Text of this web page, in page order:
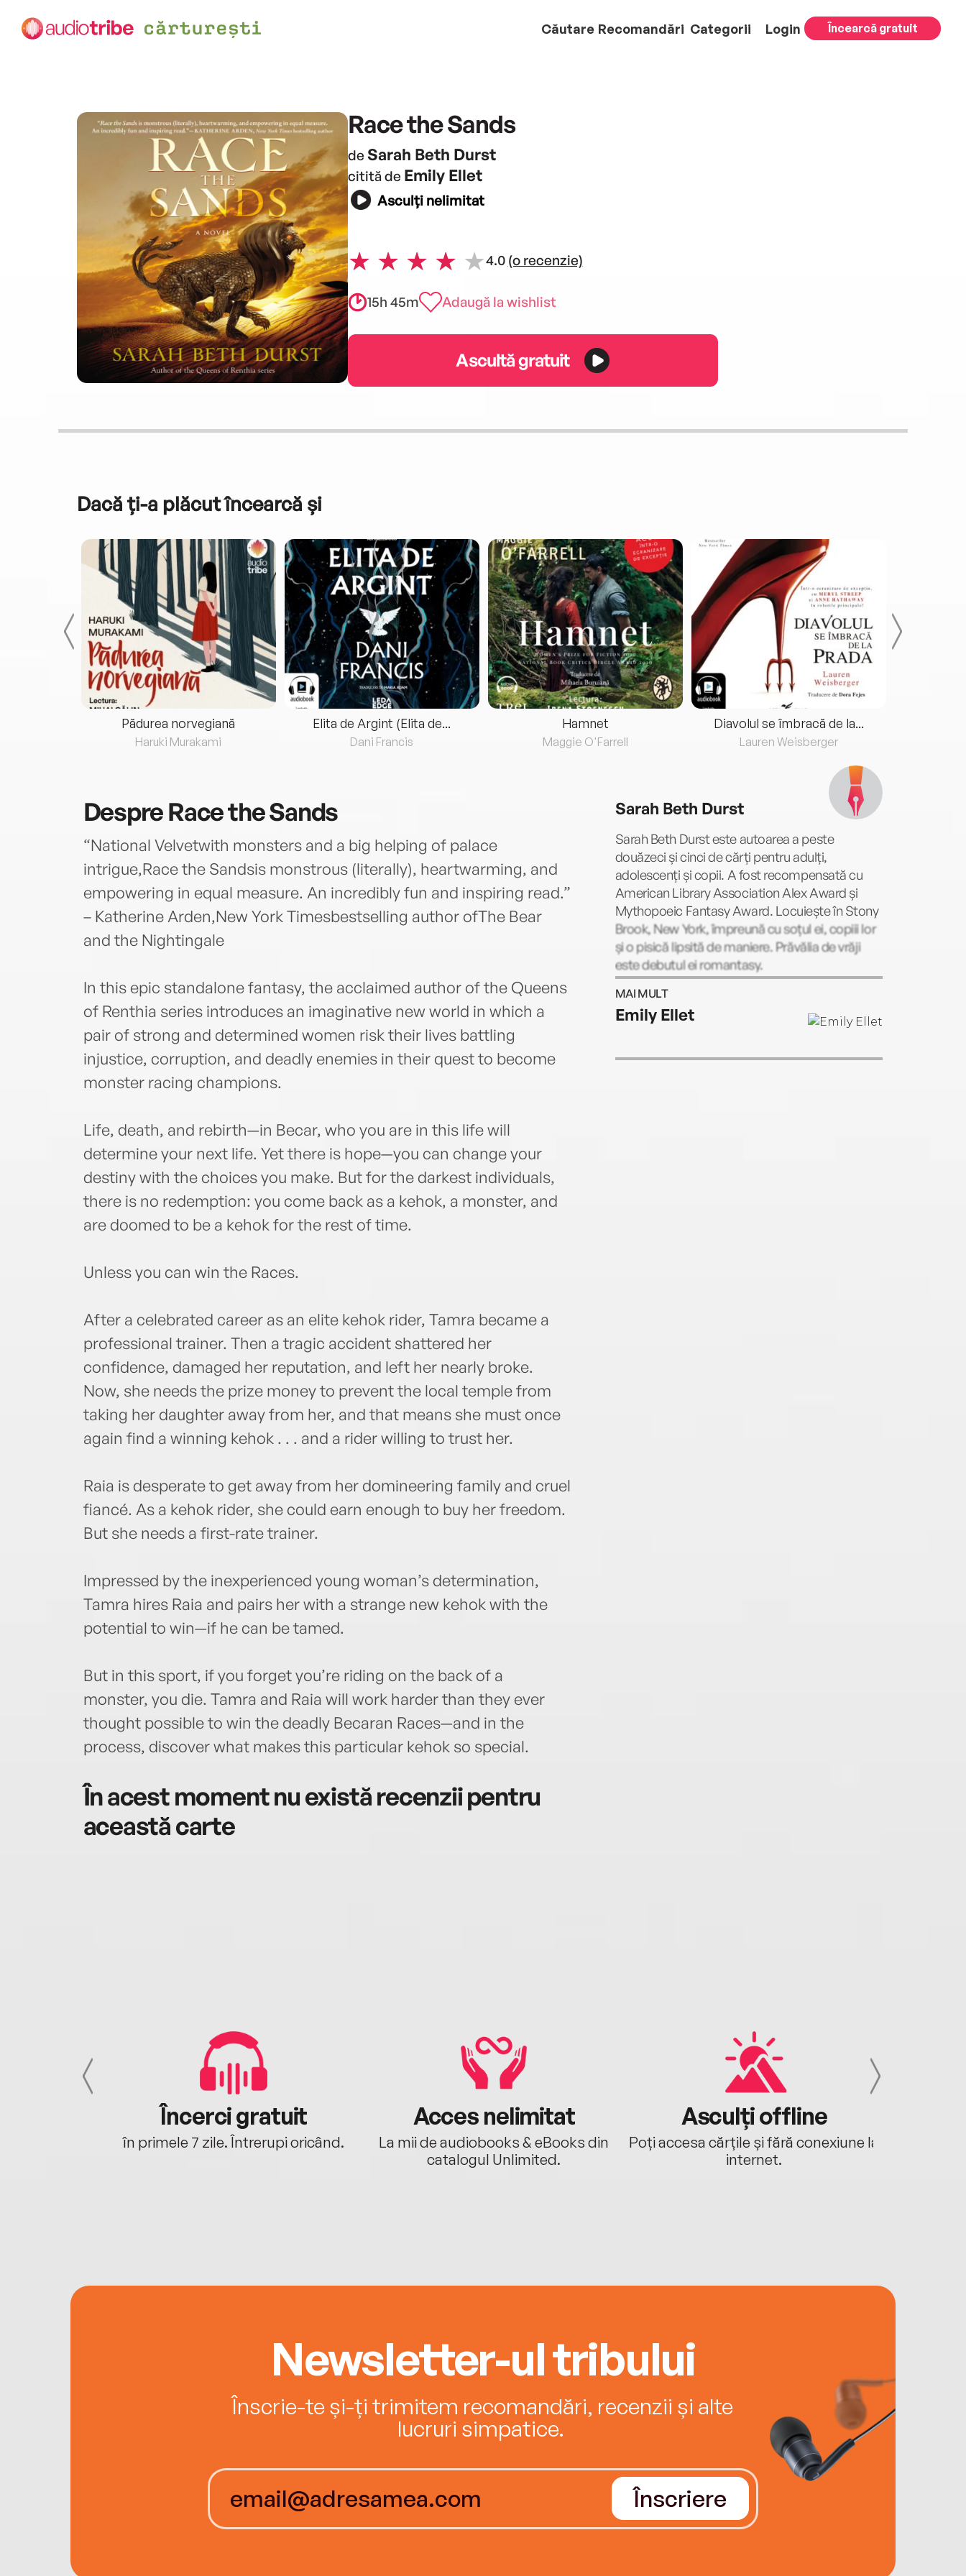
Căutare Recomandări Categorii Login Încearcă gratuit
Race the Sands
de Sarah Beth Durst
citită de Emily Ellet
Asculți nelimitat
4.0 (o recenzie)
15h 45m Adaugă la wishlist
Ascultă gratuit
Dacă ți-a plăcut încearcă și
Pădurea norvegiană
Haruki Murakami
Elita de Argint (Elita de...
Dani Francis
Hamnet
Maggie O'Farrell
Diavolul se îmbracă de la...
Lauren Weisberger
DespreRace the Sands
“National Velvetwith monsters and a big helping of palace
intrigue,Race the Sandsis monstrous (literally), heartwarming, and
empowering in equal measure. An incredibly fun and inspiring read.”
– Katherine Arden,New York Timesbestselling author ofThe Bear
and the Nightingale
In this epic standalone fantasy, the acclaimed author of the Queens
of Renthia series introduces an imaginative new world in which a
pair of strong and determined women risk their lives battling
injustice, corruption, and deadly enemies in their quest to become
monster racing champions.
Life, death, and rebirth—in Becar, who you are in this life will
determine your next life. Yet there is hope—you can change your
destiny with the choices you make. But for the darkest individuals,
there is no redemption: you come back as a kehok, a monster, and
are doomed to be a kehok for the rest of time.
Unless you can win the Races.
After a celebrated career as an elite kehok rider, Tamra became a
professional trainer. Then a tragic accident shattered her
confidence, damaged her reputation, and left her nearly broke.
Now, she needs the prize money to prevent the local temple from
taking her daughter away from her, and that means she must once
again find a winning kehok . . . and a rider willing to trust her.
Raia is desperate to get away from her domineering family and cruel
fiancé. As a kehok rider, she could earn enough to buy her freedom.
But she needs a first-rate trainer.
Impressed by the inexperienced young woman’s determination,
Tamra hires Raia and pairs her with a strange new kehok with the
potential to win—if he can be tamed.
But in this sport, if you forget you’re riding on the back of a
monster, you die. Tamra and Raia will work harder than they ever
thought possible to win the deadly Becaran Races—and in the
process, discover what makes this particular kehok so special.
În acest moment nu există recenzii pentru
această carte
Sarah Beth Durst
Sarah Beth Durst este autoarea a peste
douăzeci și cinci de cărți pentru adulți,
adolescenți și copii. A fost recompensată cu
American Library Association Alex Award și
Mythopoeic Fantasy Award. Locuiește în Stony
Brook, New York, împreună cu soțul ei, copiii lor
și o pisică lipsită de maniere. Prăvălia de vrăji
este debutul ei romantasy.
MAI MULT
Emily Ellet
Încerci gratuit
în primele 7 zile. Întrerupi oricând.
Acces nelimitat
La mii de audiobooks & eBooks din
catalogul Unlimited.
Asculți offline
Poți accesa cărțile și fără conexiune la
internet.
Newsletter-ul tribului
Înscrie-te și-ți trimitem recomandări, recenzii și alte
lucruri simpatice.
Înscriere